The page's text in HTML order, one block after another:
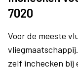
7020
Voor de meeste
zelf inchecken bij